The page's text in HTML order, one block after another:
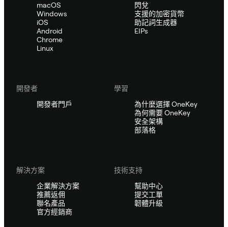
macOS
Windows
iOS
Android
Chrome
Linux
閃兌
支援的加密貨幣
助記詞生成器
EIPs
開發者
開發者門戶
學習
為什麼選擇 OneKey
為何需要 OneKey
安全架構
部落格
解決方案
企業解決方案
推薦返佣
聯名產品
官方經銷商
技術支持
幫助中心
提交工單
韌體升級